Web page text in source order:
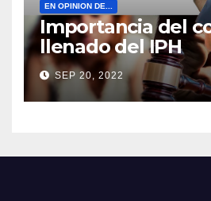
EN OPINION DE...
Importancia del
llenado del IPH
SEP 20, 2022